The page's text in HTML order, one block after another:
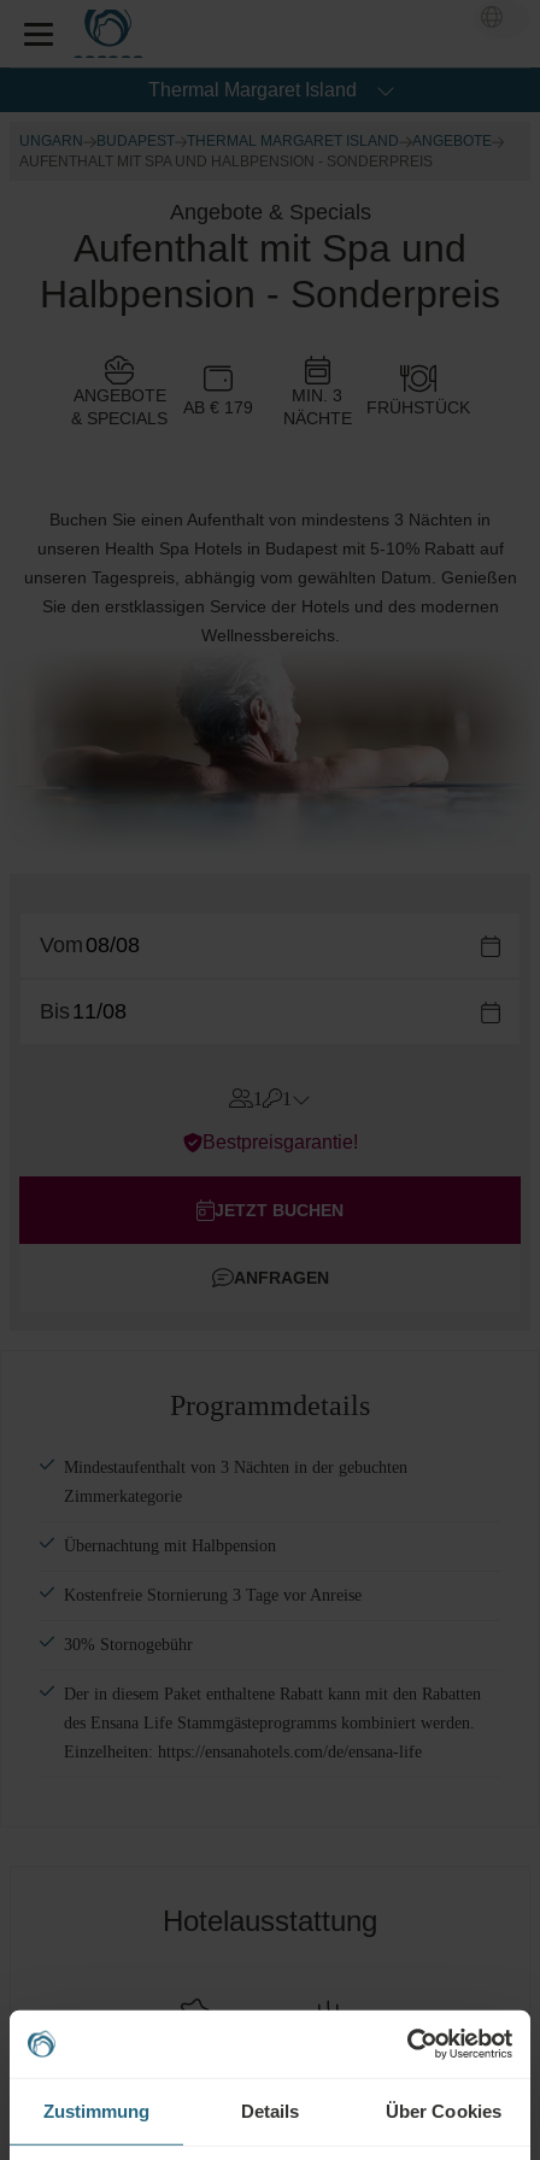
Zustimmung Details Über Cookies
Thermal Margaret Island
UNGARN BUDAPEST THERMAL MARGARET ISLAND
ANGEBOTE
AUFENTHALT MIT SPA UND HALBPENSION - SONDERPREIS
Angebote & Specials
Aufenthalt mit Spa und
Halbpension - Sonderpreis
ANGEBOTE
& SPECIALS
AB € 179
MIN. 3
NÄCHTE
FRÜHSTÜCK
Buchen Sie einen Aufenthalt von mindestens 3 Nächten in
unseren Health Spa Hotels in Budapest mit 5-10% Rabatt auf
unseren Tagespreis, abhängig vom gewählten Datum. Genießen
Sie den erstklassigen Service der Hotels und des modernen
Wellnessbereichs.
Vom
Bis
1 1
Errors?
Kinder
Bestpreisgarantie!
JETZT BUCHEN
ANFRAGEN
Programmdetails
Mindestaufenthalt von 3 Nächten in der gebuchten
Zimmerkategorie
Übernachtung mit Halbpension
Kostenfreie Stornierung 3 Tage vor Anreise
30% Stornogebühr
Der in diesem Paket enthaltene Rabatt kann mit den Rabatten
des Ensana Life Stammgästeprogramms kombiniert werden.
Einzelheiten: https://ensanahotels.com/de/ensana-life
Hotelausstattung